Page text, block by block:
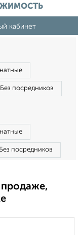
кабинет
Без посредников
Без посредников